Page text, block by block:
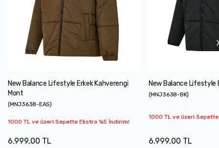
New Balance Lifestyle Erkek Kahverengi
Mont
(MNJ3638-EAS)
1000 TL ve üzeri Sepette Ekstra %5 İndirim!
6.999,00 TL
New Balance Lifestyle
(MNJ3638-BK)
1000 TL ve üzeri
6.999,00 TL